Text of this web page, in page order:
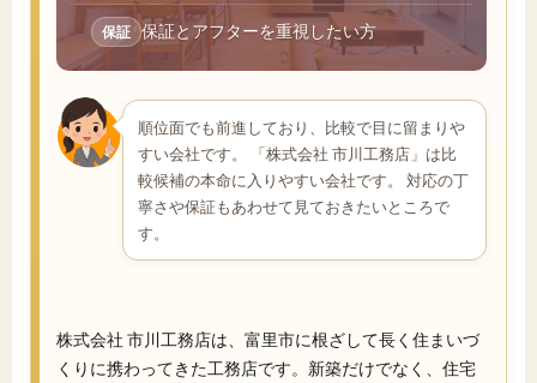
保証 保証とアフターを重視したい方
順位面でも前進しており、比較で目に留まりや
すい会社です。 「株式会社 市川工務店」は比
較候補の本命に入りやすい会社です。 対応の丁
寧さや保証もあわせて見ておきたいところで
す。
株式会社 市川工務店は、富里市に根ざして長く住まいづ
くりに携わってきた工務店です。新築だけでなく、住宅